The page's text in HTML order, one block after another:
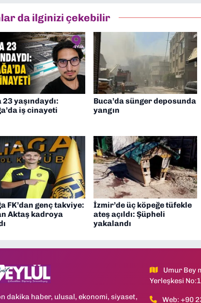
da ilginizi çekebilir
23 yaşındaydı:
iş cinayeti
Buca’da sünger deposunda
yangın
FK’dan genç takviye:
Aktaş kadroya
İzmir’de üç köpeğe tüfekle
ateş açıldı: Şüpheli
yakalandı
dakika haber, ulusal, ekonomi, siyaset,
Umur Bey
Yerleşkesi
Web: +90